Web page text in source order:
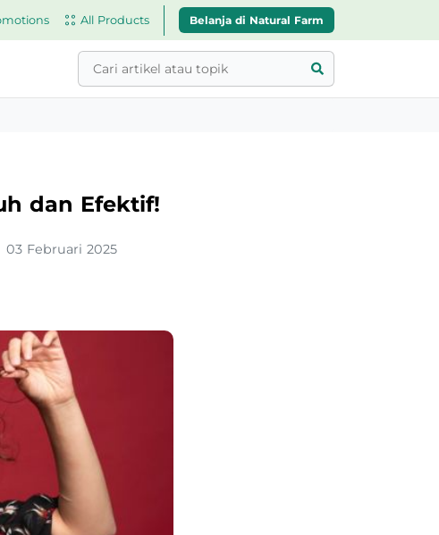
All Products Belanja di Natural Farm
dan Efektif!
03 Februari 2025